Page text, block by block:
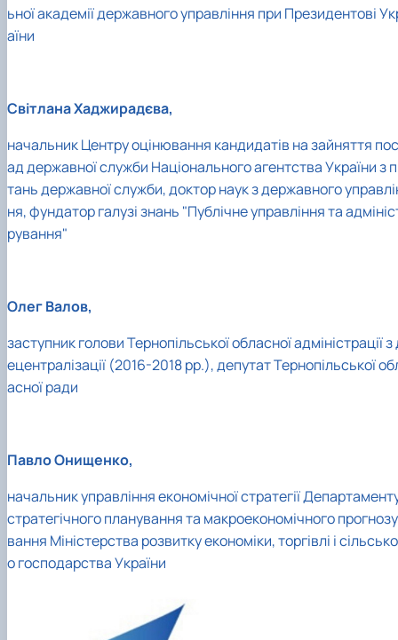
ьної академії державного управління при Президентові
аїни
Світлана Хаджирадєва,
начальник Центру оцінювання кандидатів на зайняття пос
ад державної служби Національного агентства України з
тань державної служби, доктор наук з державного
ня, фундатор галузі знань "Публічне управління та
рування"
Олег Валов,
заступник голови Тернопільської обласної адміністрації з
ецентралізації (2016-2018 рр.), депутат Тернопільської
асної ради
Павло Онищенко,
начальник управління економічної стратегії
стратегічного планування та макроекономічного прогнозу
вання Міністерства розвитку економіки, торгівлі і
о господарства України